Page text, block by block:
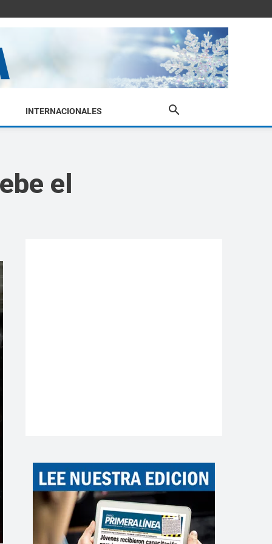
INTERNACIONALES
el